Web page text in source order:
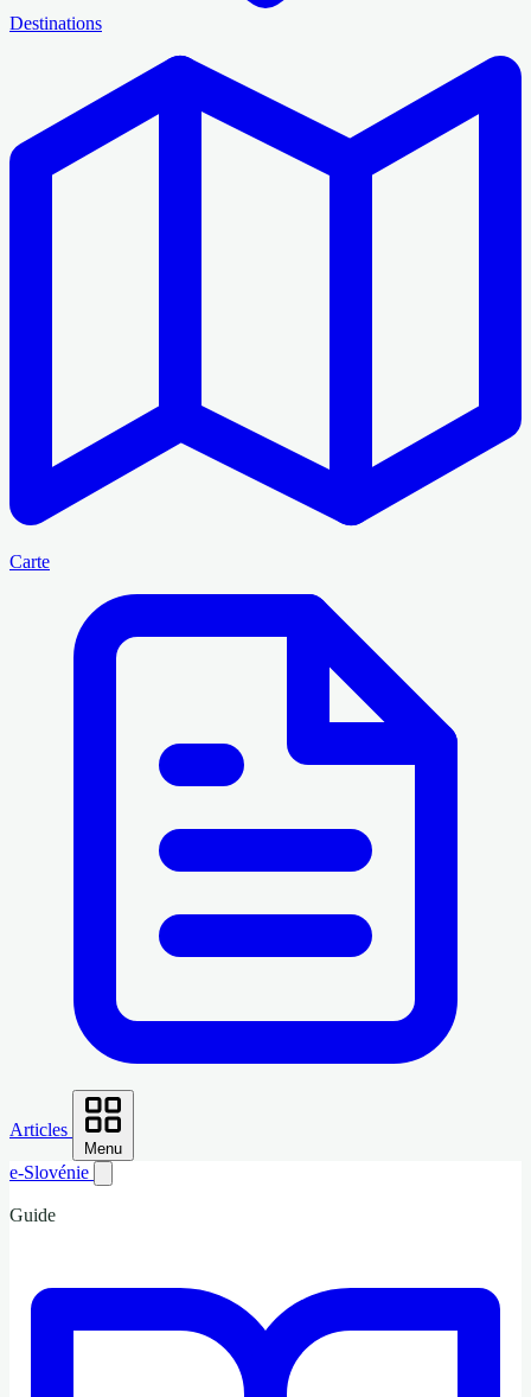
Destinations
Carte
Articles
Menu
e-Slovénie
Guide